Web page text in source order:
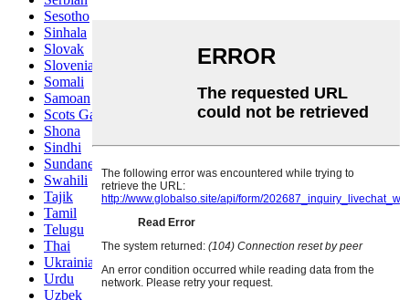
Sesotho
Sinhala
Slovak
Slovenian
Somali
Samoan
Scots Gaelic
Shona
Sindhi
Sundanese
Swahili
Tajik
Tamil
Telugu
Thai
Ukrainian
Urdu
Uzbek